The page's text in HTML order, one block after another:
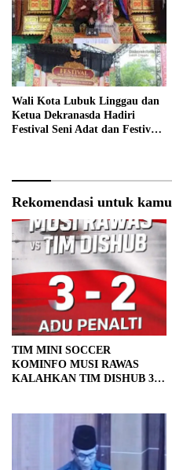
Kabupaten Musi Rawas Tahun
Anggaran 2025.
Wali Kota Lubuk Linggau dan
Ketua Dekranasda Hadiri
Festival Seni Adat dan Festival
Rekomendasi untuk kamu
TIM MINI SOCCER
KOMINFO MUSI RAWAS
KALAHKAN TIM DISHUB 3-2